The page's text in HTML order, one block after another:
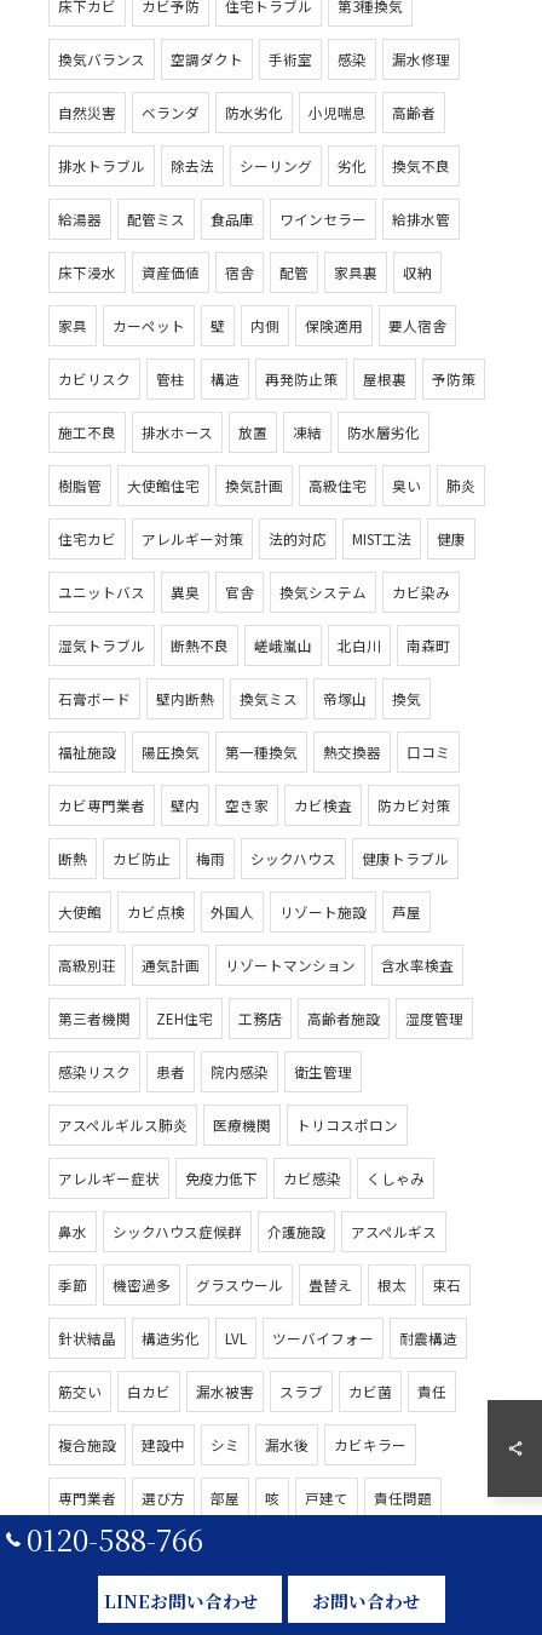
床下カビ カビ予防 住宅トラブル 第3種換気
換気バランス 空調ダクト 手術室 感染 漏水修理
自然災害 ベランダ 防水劣化 小児喘息 高齢者
排水トラブル 除去法 シーリング 劣化 換気不良
給湯器 配管ミス 食品庫 ワインセラー 給排水管
床下浸水 資産価値 宿舎 配管 家具裏 収納
家具 カーペット 壁 内側 保険適用 要人宿舎
カビリスク 管柱 構造 再発防止策 屋根裏 予防策
施工不良 排水ホース 放置 凍結 防水層劣化
樹脂管 大使館住宅 換気計画 高級住宅 臭い 肺炎
住宅カビ アレルギー対策 法的対応 MIST工法 健康
ユニットバス 異臭 官舎 換気システム カビ染み
湿気トラブル 断熱不良 嵯峨嵐山 北白川 南森町
石膏ボード 壁内断熱 換気ミス 帝塚山 換気
福祉施設 陽圧換気 第一種換気 熱交換器 口コミ
カビ専門業者 壁内 空き家 カビ検査 防カビ対策
断熱 カビ防止 梅雨 シックハウス 健康トラブル
大使館 カビ点検 外国人 リゾート施設 芦屋
高級別荘 通気計画 リゾートマンション 含水率検査
第三者機関 ZEH住宅 工務店 高齢者施設 湿度管理
感染リスク 患者 院内感染 衛生管理
アスペルギルス肺炎 医療機関 トリコスポロン
アレルギー症状 免疫力低下 カビ感染 くしゃみ
鼻水 シックハウス症候群 介護施設 アスペルギス
季節 機密過多 グラスウール 畳替え 根太 束石
針状結晶 構造劣化 LVL ツーバイフォー 耐震構造
筋交い 白カビ 漏水被害 スラブ カビ菌 責任
複合施設 建設中 シミ 漏水後 カビキラー
専門業者 選び方 部屋 咳 戸建て 責任問題
窓枠 除去 春
真菌対策 ダクト 失敗事例 ベタ基礎 古着
0120-588-766
LINEお問い合わせ お問い合わせ